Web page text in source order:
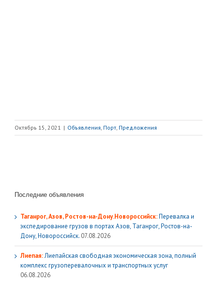
Октябрь 15, 2021 | Объявления, Порт, Предложения
Последние объявления
Таганрог, Азов, Ростов-на-Дону.Новороссийск:Перевалка и
экспедирование грузов в портах Азов, Таганрог, Ростов-на-
Дону, Новороссийск. 07.08.2026
Лиепая:Лиепайская свободная экономическая зона, полный
комплекс грузoперевалочных и транспортных услуг
06.08.2026